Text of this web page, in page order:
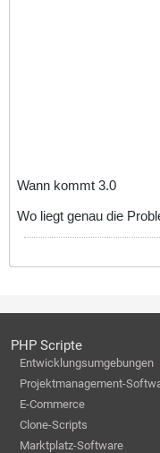
Wann kommt 3.0
Wo liegt genau die
PHP Scripte
Entwicklungsumgebungen
Projektmanagement-
E-Commerce
Clone-Scripts
Marktplatz-Software